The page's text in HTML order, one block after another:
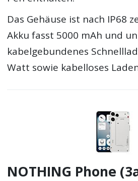
Das Gehäuse ist nach IP68
Akku fasst 5000 mAh und
kabelgebundenes
Watt sowie kabelloses
NOTHING Phone